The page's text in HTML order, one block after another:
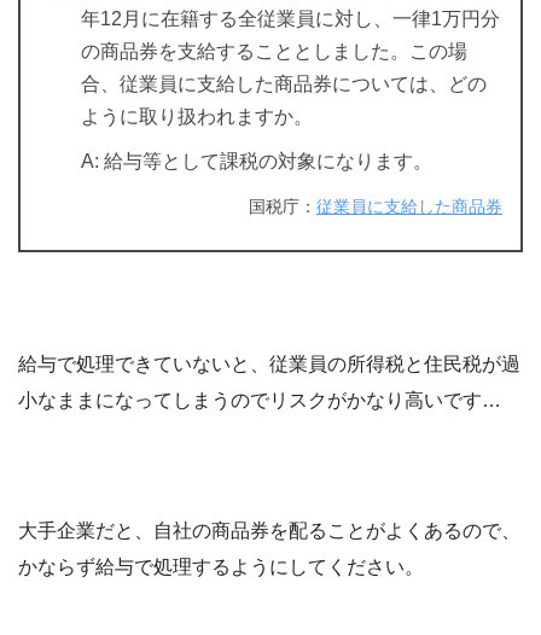
年12月に在籍する全従業員に対し、一律1万円分
の商品券を支給することとしました。この場
合、従業員に支給した商品券については、どの
ように取り扱われますか。
A: 給与等として課税の対象になります。
国税庁： 従業員に支給した商品券
給与で処理できていないと、従業員の所得税と住民税が過
小なままになってしまうのでリスクがかなり高いです…
大手企業だと、自社の商品券を配ることがよくあるので、
かならず給与で処理するようにしてください。